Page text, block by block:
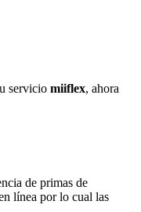
servicio miiflex, ahora
de primas de
línea por lo cual las